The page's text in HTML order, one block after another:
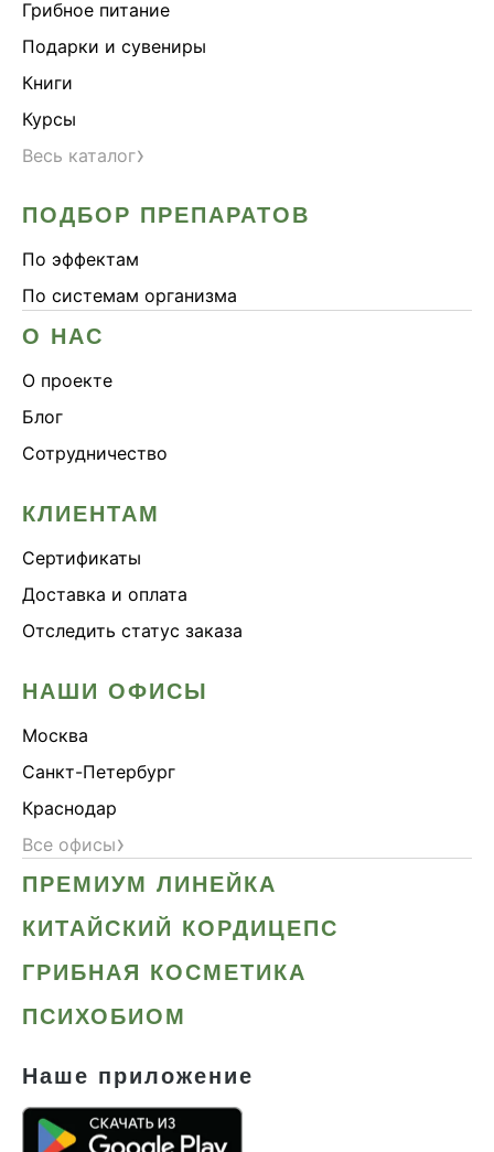
Грибное питание
Подарки и сувениры
Книги
Курсы
Весь каталог›
ПОДБОР ПРЕПАРАТОВ
По эффектам
По системам организма
О НАС
О проекте
Блог
Сотрудничество
КЛИЕНТАМ
Сертификаты
Доставка и оплата
Отследить статус заказа
НАШИ ОФИСЫ
Москва
Санкт-Петербург
Краснодар
Все офисы›
ПРЕМИУМ ЛИНЕЙКА
КИТАЙСКИЙ КОРДИЦЕПС
ГРИБНАЯ КОСМЕТИКА
ПСИХОБИОМ
Наше приложение